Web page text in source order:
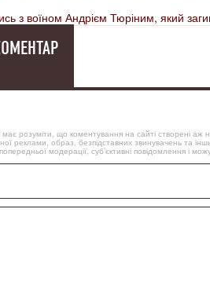
з воїном Андрієм Тюріним, який
розуміти, що коментування на сайті створені аж
реклами, образ, безпідставних звинувачень та
модерації, суб’єктивні повідомлення і